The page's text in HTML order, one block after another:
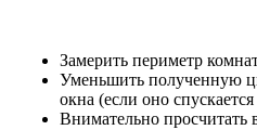
Замерить периметр
Уменьшить полученную
окна (если оно
Внимательно просчитать